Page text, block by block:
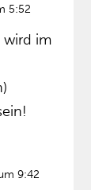
5:52
wird im
9:42